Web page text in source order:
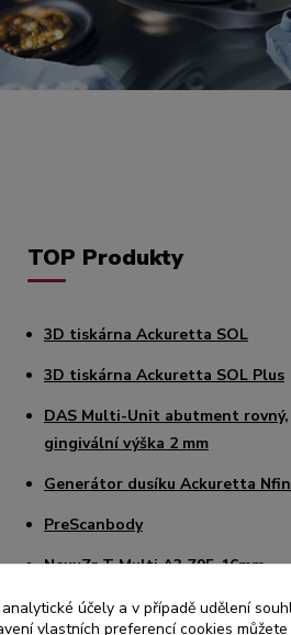
TOP Produkty
3D tiskárna Ackuretta SOL
3D tiskárna Ackuretta SOL Plus
DAS Multi-Unit abutment rovný,
gingivální výška 2 mm
Generátor dusíku Ackuretta
PreScanbody
NexxZr T Multi A3 Z95-16mm
Sagemax Paint 3D Starter Kit
účely a v případě udělení
vlastních preferencí cookies